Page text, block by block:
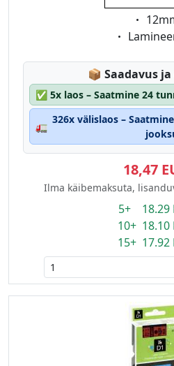
📦 Lagerstatus:
Saadavus
✅ 5x laos – Saatmine 24
🚛
326x välislaos –
18,47
Ilma käibemaksuta,
5+ 18.29
10+ 18.10
15+ 17.92